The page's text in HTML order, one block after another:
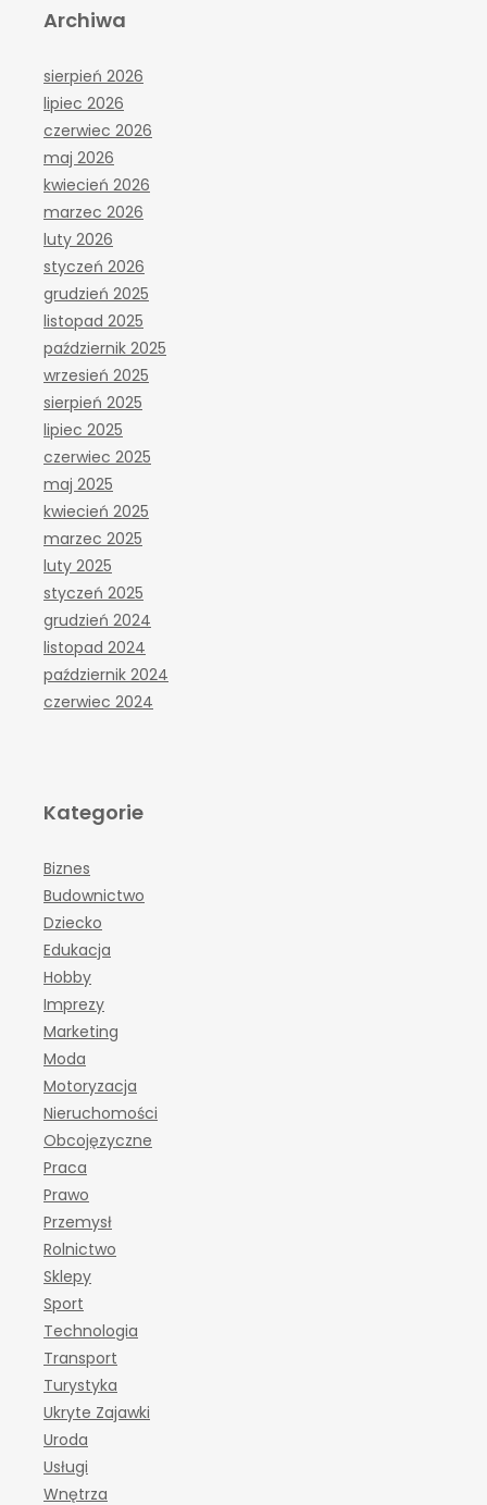
Archiwa
sierpień 2026
lipiec 2026
czerwiec 2026
maj 2026
kwiecień 2026
marzec 2026
luty 2026
styczeń 2026
grudzień 2025
listopad 2025
październik 2025
wrzesień 2025
sierpień 2025
lipiec 2025
czerwiec 2025
maj 2025
kwiecień 2025
marzec 2025
luty 2025
styczeń 2025
grudzień 2024
listopad 2024
październik 2024
czerwiec 2024
Kategorie
Biznes
Budownictwo
Dziecko
Edukacja
Hobby
Imprezy
Marketing
Moda
Motoryzacja
Nieruchomości
Obcojęzyczne
Praca
Prawo
Przemysł
Rolnictwo
Sklepy
Sport
Technologia
Transport
Turystyka
Ukryte Zajawki
Uroda
Usługi
Wnętrza